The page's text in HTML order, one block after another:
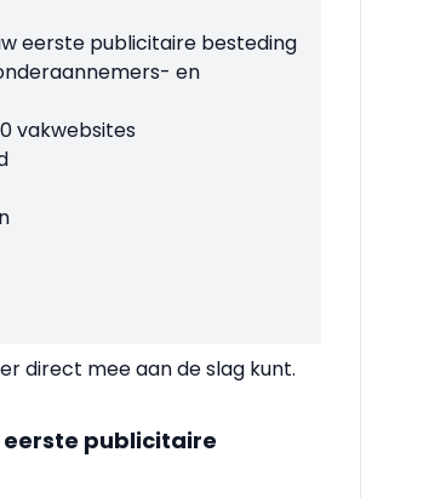
eerste publicitaire besteding
en
vakwebsites
direct mee aan de slag kunt.
publicitaire